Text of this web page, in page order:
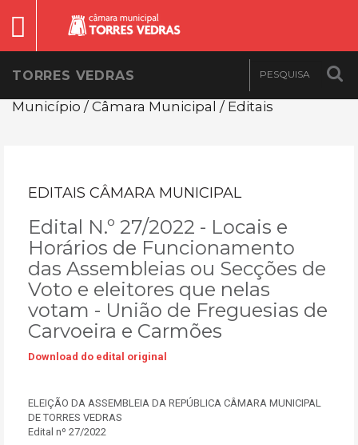
TORRES VEDRAS
Município / Câmara Municipal / Editais
EDITAIS CÂMARA MUNICIPAL
Edital N.º 27/2022 - Locais e
Horários de Funcionamento
das Assembleias ou Secções de
Voto e eleitores que nelas
votam - União de Freguesias de
Carvoeira e Carmões
Download do edital original
ELEIÇÃO DA ASSEMBLEIA DA REPÚBLICA CÂMARA MUNICIPAL
DE TORRES VEDRAS
Edital nº 27/2022